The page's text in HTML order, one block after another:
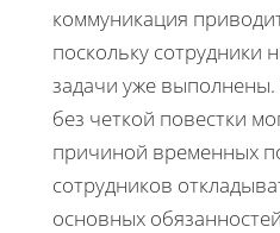
коммуникация
поскольку сотрудники
задачи уже
без четкой повестки
причиной временных
сотрудников
основных